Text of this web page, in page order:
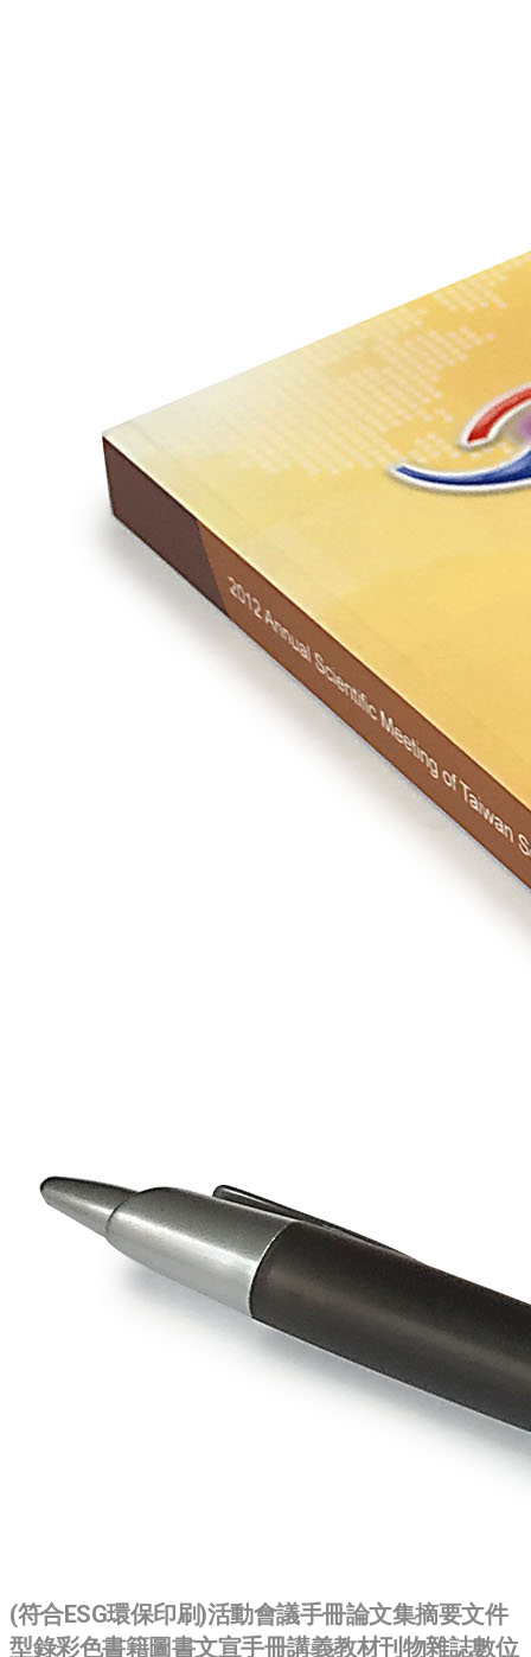
(符合ESG環保印刷)活動會議手冊論文集摘要文件
型錄彩色書籍圖書文宣手冊講義教材刊物雜誌數位